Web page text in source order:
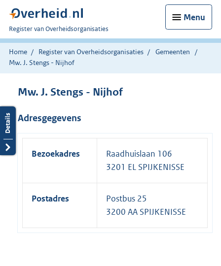
Menu
U
bent
nu
hier:
Register van Overheidsorganisaties
Home Register van Overheidsorganisaties
Gemeenten
Mw. J. Stengs - Nijhof
Mw. J. Stengs - Nijhof
Adresgegevens
Bezoekadres
Raadhuislaan 106
3201 EL SPIJKENISSE
Postadres
Postbus 25
3200 AA SPIJKENISSE